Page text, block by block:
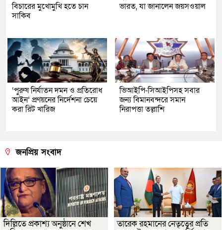
বিচারের মুখোমুখি হতে চান
সাকিব
ভারত, যা জানালেন জয়সওয়াল
‘পুরুষ নির্যাতন দমন ও প্রতিরোধ
আইন’ প্রণয়নের নির্দেশনা চেয়ে
করা রিট খারিজ
ভিআইপি-সিআইপিসহ সবার
জন্য বিমানবন্দরে সমান
নিরাপত্তা তল্লাশি
জনপ্রিয় সংবাদ
দিল্লিতে প্রকাশ্য অনুষ্ঠানে শেখ
তারেক রহমানের নেতৃত্বের প্রতি